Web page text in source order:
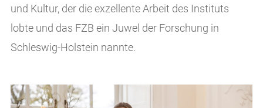
und Kultur, der die exzellente Arbeit des Instituts
lobte und das FZB ein Juwel der Forschung in
Schleswig-Holstein nannte.